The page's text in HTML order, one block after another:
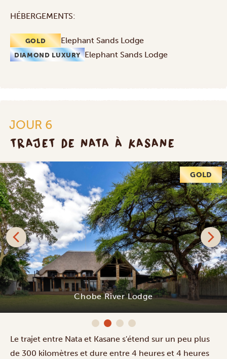
HÉBERGEMENTS:
GOLD Elephant Sands Lodge
DIAMOND LUXURY Elephant Sands Lodge
JOUR 6
TRAJET DE NATA À KASANE
GOLD
Chobe River Lodge
Le trajet entre Nata et Kasane s'étend sur un peu plus
de 300 kilomètres et dure entre 4 heures et 4 heures